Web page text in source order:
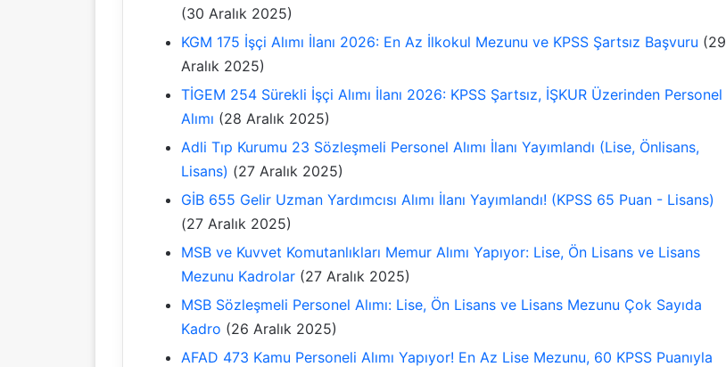
(30 Aralık 2025)
KGM 175 İşçi Alımı İlanı 2026: En Az İlkokul Mezunu ve KPSS Şartsız Başvuru (29
Aralık 2025)
TİGEM 254 Sürekli İşçi Alımı İlanı 2026: KPSS Şartsız, İŞKUR Üzerinden Personel
Alımı (28 Aralık 2025)
Adli Tıp Kurumu 23 Sözleşmeli Personel Alımı İlanı Yayımlandı (Lise, Önlisans,
Lisans) (27 Aralık 2025)
GİB 655 Gelir Uzman Yardımcısı Alımı İlanı Yayımlandı! (KPSS 65 Puan - Lisans)
(27 Aralık 2025)
MSB ve Kuvvet Komutanlıkları Memur Alımı Yapıyor: Lise, Ön Lisans ve Lisans
Mezunu Kadrolar (27 Aralık 2025)
MSB Sözleşmeli Personel Alımı: Lise, Ön Lisans ve Lisans Mezunu Çok Sayıda
Kadro (26 Aralık 2025)
AFAD 473 Kamu Personeli Alımı Yapıyor! En Az Lise Mezunu, 60 KPSS Puanıyla